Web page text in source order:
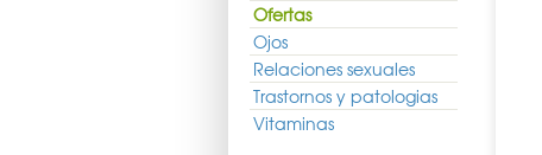
Ofertas
Ojos
Relaciones sexuales
Trastornos y patologias
Vitaminas